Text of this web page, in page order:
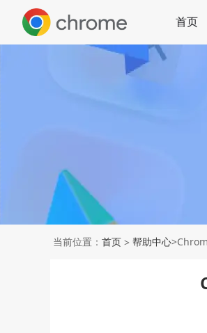
首页
当前位置： 首页 > 帮助中心